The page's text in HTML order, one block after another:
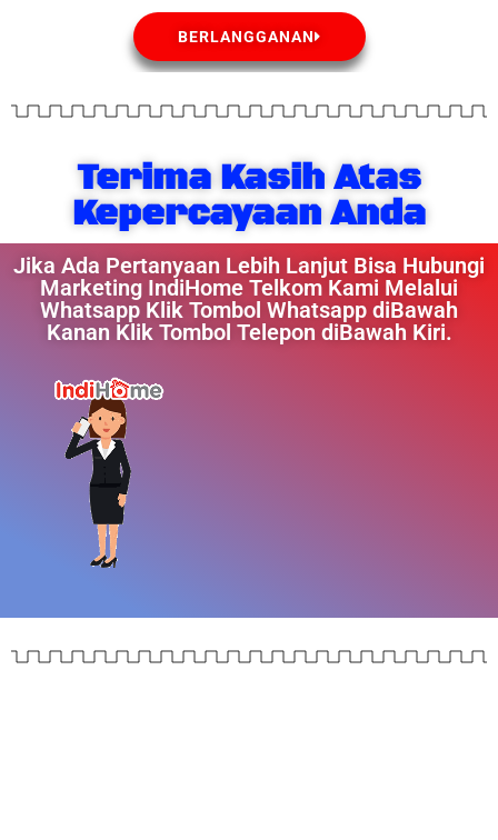
BERLANGGANAN
Terima Kasih Atas
Kepercayaan Anda
Jika Ada Pertanyaan Lebih Lanjut Bisa Hubungi
Marketing IndiHome Telkom Kami Melalui
Whatsapp Klik Tombol Whatsapp diBawah
Kanan Klik Tombol Telepon diBawah Kiri.